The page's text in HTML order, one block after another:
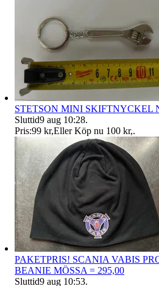
STETSON MINI SKIFTNYCKEL
Sluttid9 aug 10:28.
Pris:99 kr,Eller Köp nu 100 kr,.
PAKETPRIS! SCANIA VABIS
BEANIE MÖSSA = 295,00
Sluttid9 aug 10:53.